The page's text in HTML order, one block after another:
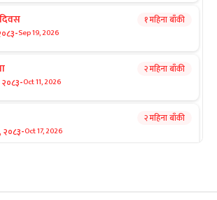
-Sep 19, 2026
१ महिना बाँकी
-Oct 11, 2026
२ महिना बाँकी
२०८३-Oct 17, 2026
२ महिना बाँकी